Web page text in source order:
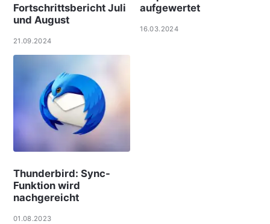
Fortschrittsbericht Juli
und August
21.09.2024
aufgewertet
16.03.2024
Thunderbird: Sync-
Funktion wird
nachgereicht
01.08.2023